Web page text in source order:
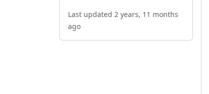
Last updated 2 years, 11 months
ago